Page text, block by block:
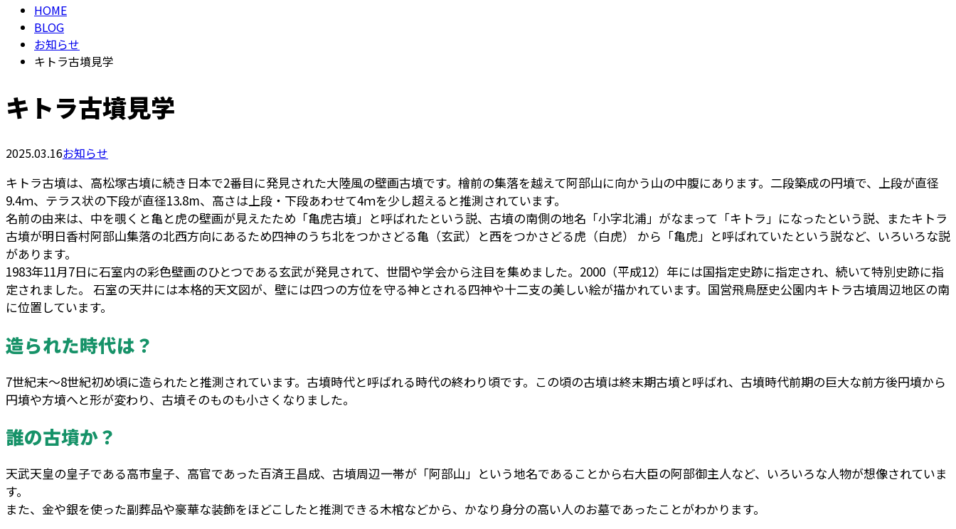
HOME
BLOG
お知らせ
キトラ古墳見学
キトラ古墳見学
2025.03.16お知らせ
キトラ古墳は、高松塚古墳に続き日本で2番目に発見された大陸風の壁画古墳です。檜前の集落を越えて阿部山に向かう山の中腹にあります。二段築成の円墳で、上段が直径
9.4ｍ、テラス状の下段が直径13.8m、高さは上段・下段あわせて4ｍを少し超えると推測されています。
名前の由来は、中を覗くと亀と虎の壁画が見えたため「亀虎古墳」と呼ばれたという説、古墳の南側の地名「小字北浦」がなまって「キトラ」になったという説、またキトラ
古墳が明日香村阿部山集落の北西方向にあるため四神のうち北をつかさどる亀（玄武）と西をつかさどる虎（白虎） から「亀虎」と呼ばれていたという説など、いろいろな説
があります。
1983年11月7日に石室内の彩色壁画のひとつである玄武が発見されて、世間や学会から注目を集めました。2000（平成12）年には国指定史跡に指定され、続いて特別史跡に指
定されました。 石室の天井には本格的天文図が、壁には四つの方位を守る神とされる四神や十二支の美しい絵が描かれています。国営飛鳥歴史公園内キトラ古墳周辺地区の南
に位置しています。
造られた時代は？
7世紀末～8世紀初め頃に造られたと推測されています。古墳時代と呼ばれる時代の終わり頃です。この頃の古墳は終末期古墳と呼ばれ、古墳時代前期の巨大な前方後円墳から
円墳や方墳へと形が変わり、古墳そのものも小さくなりました。
誰の古墳か？
天武天皇の皇子である高市皇子、高官であった百済王昌成、古墳周辺一帯が「阿部山」という地名であることから右大臣の阿部御主人など、いろいろな人物が想像されていま
す。
また、金や銀を使った副葬品や豪華な装飾をほどこしたと推測できる木棺などから、かなり身分の高い人のお墓であったことがわかります。